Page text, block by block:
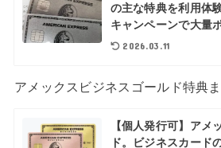
の主な特典を利用体
キャンペーンで大量
2026.03.11
アメックスビジネスゴールド特典
【個人発行可】アメ
ド。ビジネスカード